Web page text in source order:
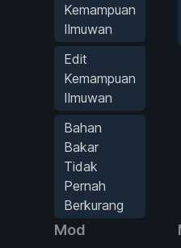
Kemampuan
Ilmuwan
Edit
Kemampuan
Ilmuwan
Bahan
Bakar
Tidak
Pernah
Berkurang
Mod